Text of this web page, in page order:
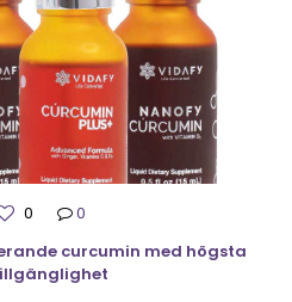
0
0
curcumin med högsta